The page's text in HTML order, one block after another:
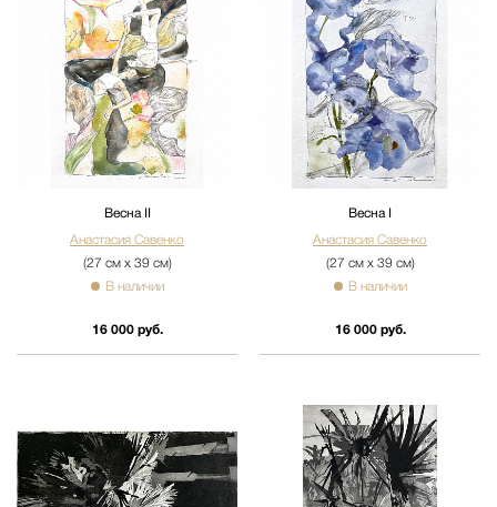
Весна II
Анастасия Савенко
(27 см х 39 см)
В наличии
16 000 руб.
Весна I
Анастасия Савенко
(27 см х 39 см)
В наличии
16 000 руб.